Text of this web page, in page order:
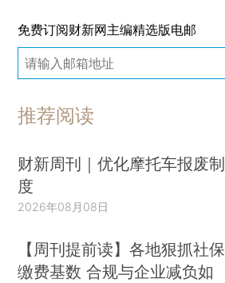
免费订阅财新网主编精选版电邮
推荐阅读
财新周刊｜优化摩托车报废制
度
2026年08月08日
【周刊提前读】各地狠抓社保
缴费基数 合规与企业减负如